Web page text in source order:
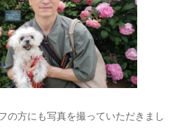
の方にも写真を撮っていただきまし